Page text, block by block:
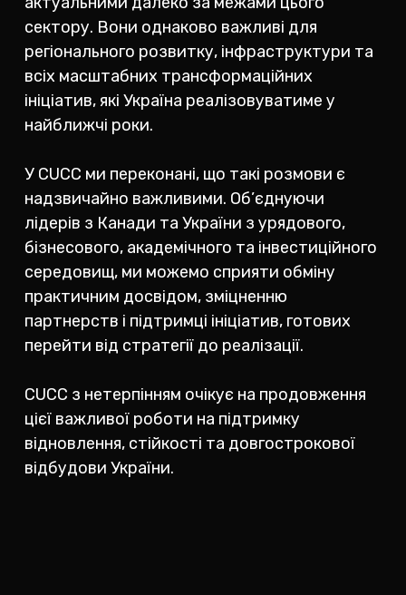
сектору. Вони однаково важливі для
регіонального розвитку, інфраструктури та
всіх масштабних трансформаційних
ініціатив, які Україна реалізовуватиме у
найближчі роки.
У CUCC ми переконані, що такі розмови є
надзвичайно важливими. Об’єднуючи
лідерів з Канади та України з урядового,
бізнесового, академічного та інвестиційного
середовищ, ми можемо сприяти обміну
практичним досвідом, зміцненню
партнерств і підтримці ініціатив, готових
перейти від стратегії до реалізації.
CUCC з нетерпінням очікує на продовження
цієї важливої роботи на підтримку
відновлення, стійкості та довгострокової
відбудови України.